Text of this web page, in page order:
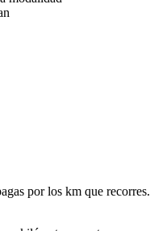
por los km que recorres.